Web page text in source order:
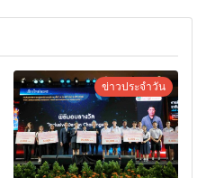
ข่าวประจำวัน